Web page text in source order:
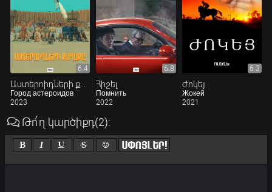
6.4
Город астероидов
2023
6.8
Հիշել
Помнить
2022
6.3
Ժոկեյ
Жокей
2021
Թո՛ղ կարծիքդ(2):